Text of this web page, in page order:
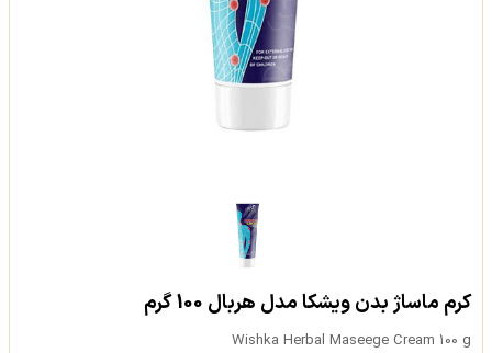
کرم ماساژ بدن ویشکا مدل هربال 100 گرم
Wishka Herbal Maseege Cream 100 g